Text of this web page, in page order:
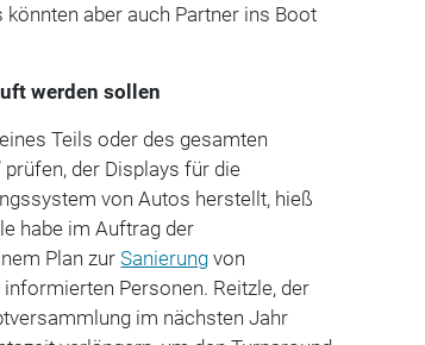
aber auch Partner ins Boot
werden sollen
Teils oder des gesamten
der Displays für die
von Autos herstellt, hieß
habe im Auftrag der
Plan zurSanierung von
Personen. Reitzle, der
im nächsten Jahr